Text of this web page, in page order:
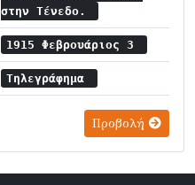
στην Τένεδο.
1915 Φεβρουάριος 3
Τηλεγράφημα
Προβολή